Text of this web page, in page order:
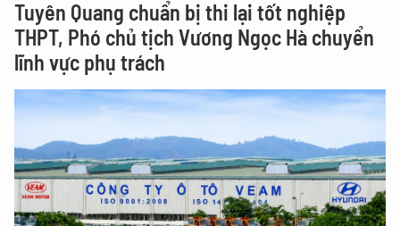
Tuyên Quang chuẩn bị thi lại tốt nghiệp
THPT, Phó chủ tịch Vương Ngọc Hà chuyển
lĩnh vực phụ trách